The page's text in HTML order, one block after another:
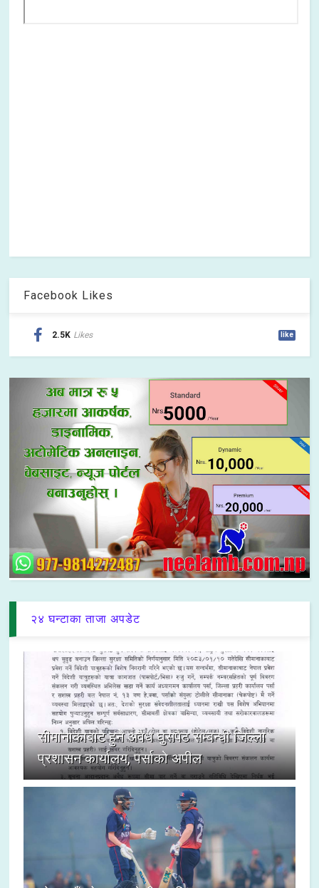
Facebook Likes
2.5K Likes like
२४ घन्टाका ताजा अपडेट
सीमानाकाबाट हुने अवैध घुसपैठ सम्बन्धी जिल्ला
प्रशासन कार्यालय, पर्साको अपील